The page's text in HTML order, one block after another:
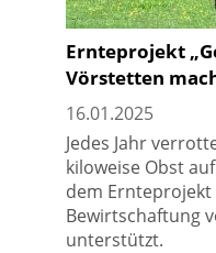
Ernteprojekt
Vörstetten
16.01.2025
Jedes Jahr
kiloweise Obst
dem Ernteprojekt
Bewirtschaftung
unterstützt.